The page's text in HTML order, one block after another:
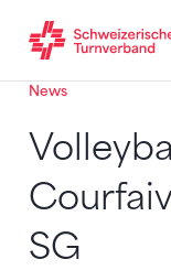
Zum Inhalt springen
Zur Sitemap
Zum Navigieren
News
SG